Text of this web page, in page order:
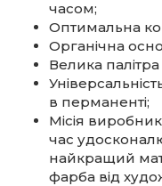
часом;
Оптимальна
Органічна
Велика палітра
в перманенті;
Місія
час
найкращий
фарба від